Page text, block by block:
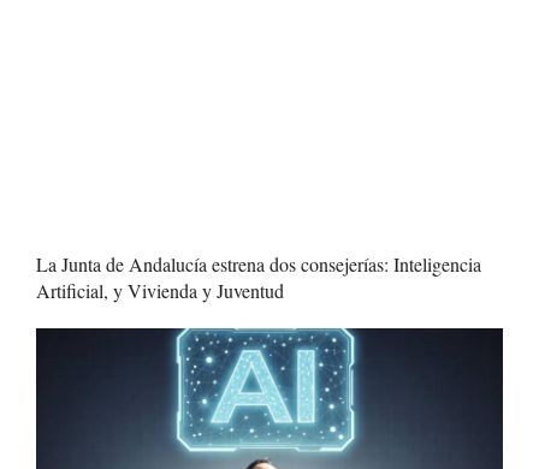
La Junta de Andalucía estrena dos consejerías: Inteligencia
Artificial, y Vivienda y Juventud